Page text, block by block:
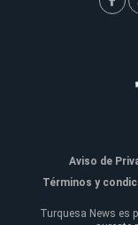
Aviso de
Términos y
Turquesa News es